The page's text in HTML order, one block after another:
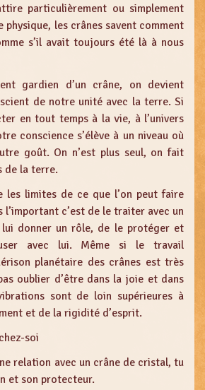
particulièrement ou simplement
physique, les crânes savent comment
s’il avait toujours été là à nous
gardien d’un crâne, on devient
de notre unité avec la terre. Si
en tout temps à la vie, à l’univers
conscience s’élève à un niveau où
goût. On n’est plus seul, on fait
de la terre.
les limites de ce que l’on peut faire
l’important c’est de le traiter avec un
donner un rôle, de le protéger et
avec lui. Même si le travail
planétaire des crânes est très
oublier d’être dans la joie et dans
sont de loin supérieures à
et de la rigidité d’esprit.
soi
relation avec un crâne de cristal, tu
et son protecteur.